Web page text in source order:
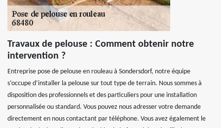
Travaux de pelouse : Comment obtenir notre
intervention ?
Entreprise pose de pelouse en rouleau à Sondersdorf, notre équipe
s’occupe d’installer la pelouse sur tout type de terrain. Nous sommes à
disposition des professionnels et des particuliers pour une installation
personnalisée ou standard. Vous pouvez nous adresser votre demande
directement en nous contactant par téléphone. Vous avez également le